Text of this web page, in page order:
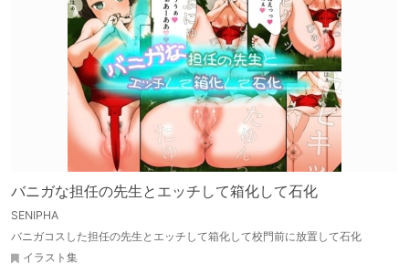
バニガな担任の先生とエッチして箱化して石化
SENIPHA
バニガコスした担任の先生とエッチして箱化して校門前に放置して石化
イラスト集